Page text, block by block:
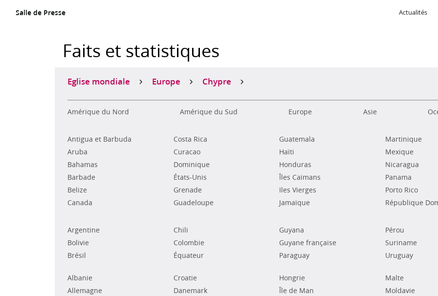
Salle de Presse Actualités
Faits et statistiques
Eglise mondiale Europe Chypre
Amérique du Nord Amérique du Sud Europe Asie
Antigua et Barbuda
Aruba
Bahamas
Barbade
Belize
Canada
Costa Rica
Curacao
Dominique
États-Unis
Grenade
Guadeloupe
Guatemala
Haïti
Honduras
Îles Caïmans
Iles Vierges
Jamaïque
Martinique
Mexique
Nicaragua
Panama
Porto Rico
République
Argentine
Bolivie
Brésil
Chili
Colombie
Équateur
Guyana
Guyane française
Paraguay
Pérou
Suriname
Uruguay
Albanie
Allemagne
Croatie
Danemark
Hongrie
Île de Man
Malte
Moldavie